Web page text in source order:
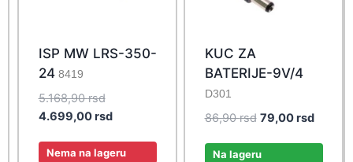
ISP MW LRS-350-
248419
5.168,90rsdOriginal
price
5.168,90 rsd.
4.699,00rsdCurrent
is:
Nema na lageru
KUC ZA
BATERIJE-9V/4
D301
86,90rsd Original
was:
79,00rsdCurrent
Na lageru